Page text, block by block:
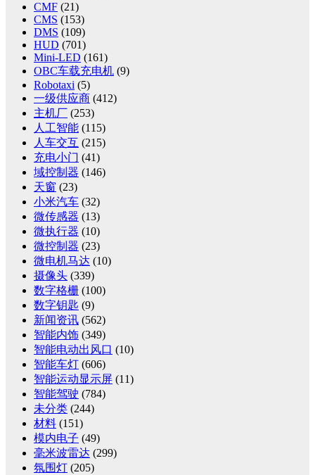
CMF (21)
CMS (153)
DMS (109)
HUD (701)
Mini-LED (161)
OBC车载充电机 (9)
Robotaxi (5)
一级供应商 (412)
主机厂 (253)
人工智能 (115)
人车交互 (215)
充电小门 (41)
域控制器 (146)
天窗 (23)
小米汽车 (32)
微传感器 (13)
微执行器 (10)
微控制器 (23)
微电机马达 (10)
摄像头 (339)
数字格栅 (100)
数字钥匙 (9)
新闻资讯 (562)
智能内饰 (349)
智能电动出风口 (10)
智能车灯 (606)
智能运动显示屏 (11)
智能驾驶 (784)
未分类 (244)
材料 (151)
模内电子 (49)
毫米波雷达 (299)
氛围灯 (205)